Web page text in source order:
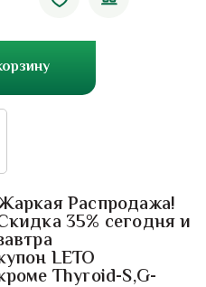
Распродажа!
35% сегодня и
LETO
Thyroid-S,G-